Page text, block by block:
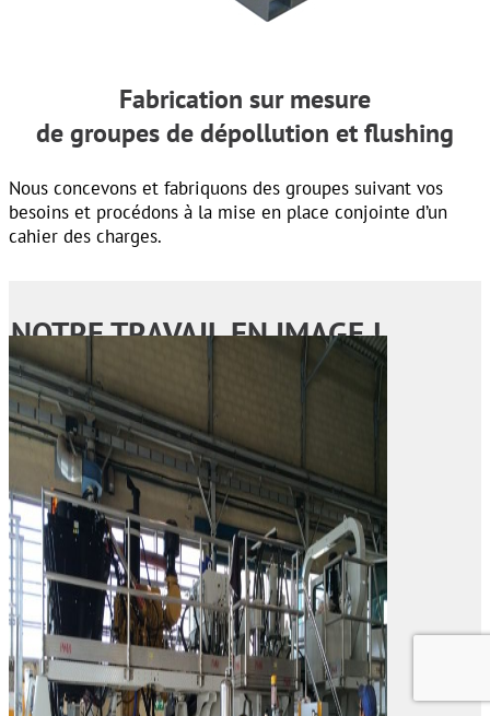
Fabrication sur mesure
de groupes de dépollution et flushing
Nous concevons et fabriquons des groupes suivant vos
besoins et procédons à la mise en place conjointe d’un
cahier des charges.
NOTRE TRAVAIL EN IMAGE !